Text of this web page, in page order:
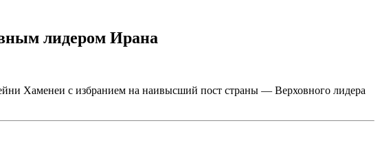
лидером Ирана
Хаменеи с избранием на наивысший пост страны — Верховного лидера